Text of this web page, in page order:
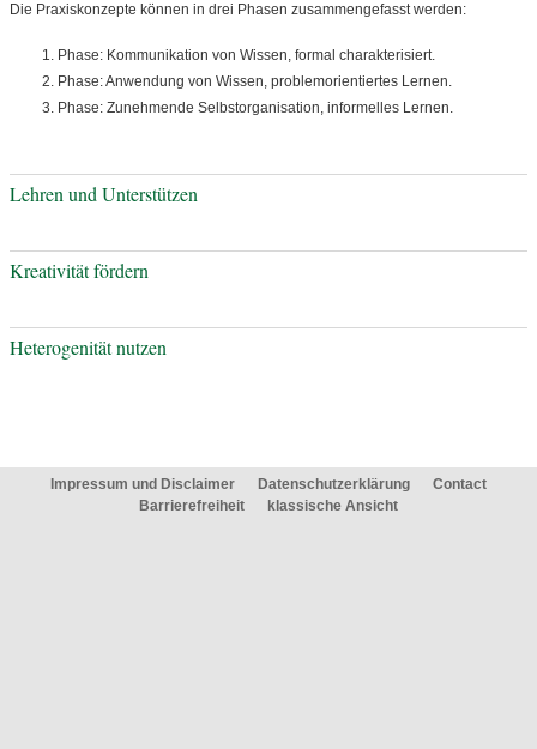
Die Praxiskonzepte können in drei Phasen zusammengefasst werden:
Phase: Kommunikation von Wissen, formal charakterisiert.
Phase: Anwendung von Wissen, problemorientiertes Lernen.
Phase: Zunehmende Selbstorganisation, informelles Lernen.
Lehren und Unterstützen
Kreativität fördern
Heterogenität nutzen
Impressum und Disclaimer Datenschutzerklärung
Contact
Barrierefreiheit
klassische Ansicht